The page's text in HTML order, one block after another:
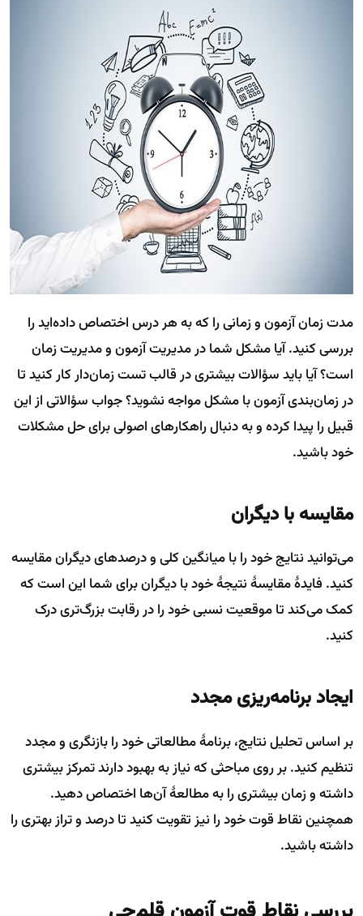
مدت زمان آزمون و زمانی را که به هر درس اختصاص داده‌اید را
بررسی کنید. آیا مشکل شما در مدیریت آزمون و مدیریت زمان
است؟ آیا باید سؤالات بیشتری در قالب تست زمان‌دار کار کنید تا
در زمان‌بندی آزمون با مشکل مواجه نشوید؟ جواب سؤالاتی از این
قبیل را پیدا کرده و به دنبال راهکارهای اصولی برای حل مشکلات
خود باشید.
مقایسه با دیگران
می‌توانید نتایج خود را با میانگین کلی و درصدهای دیگران مقایسه
کنید. فایدهٔ مقایسهٔ نتیجهٔ خود با دیگران برای شما این است که
کمک می‌کند تا موقعیت نسبی خود را در رقابت بزرگ‌تری درک
کنید.
ایجاد برنامه‌ریزی مجدد
بر اساس تحلیل نتایج، برنامهٔ مطالعاتی خود را بازنگری و مجدد
تنظیم کنید. بر روی مباحثی که نیاز به بهبود دارند تمرکز بیشتری
داشته و زمان بیشتری را به مطالعهٔ آن‌ها اختصاص دهید.
همچنین نقاط قوت خود را نیز تقویت کنید تا درصد و تراز بهتری را
داشته باشید.